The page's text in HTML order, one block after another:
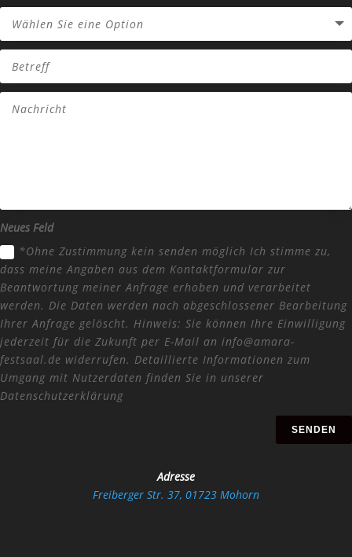
Neues Feld
*Ohne Zustimmung kein senden möglich Ich stimme zu,
dass meine Angaben aus dem Kontaktformular zur
Beantwortung meiner Anfrage erhoben und verarbeitet
werden. Die Daten werden nach abgeschlossener Bearbeitung
Ihrer Anfrage gelöscht. Hinweis: Sie können Ihre Einwilligung
jederzeit für die Zukunft per E-Mail an info@amara-
festsaal.de widerrufen. Detaillierte Informationen zum
Umgang mit Nutzerdaten finden Sie in unserer
Datenschutzerklärung
SENDEN
Adresse
Freiberger Str. 37, 01723 Mohorn